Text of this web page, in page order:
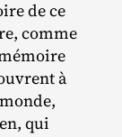
de ce
comme
à
qui